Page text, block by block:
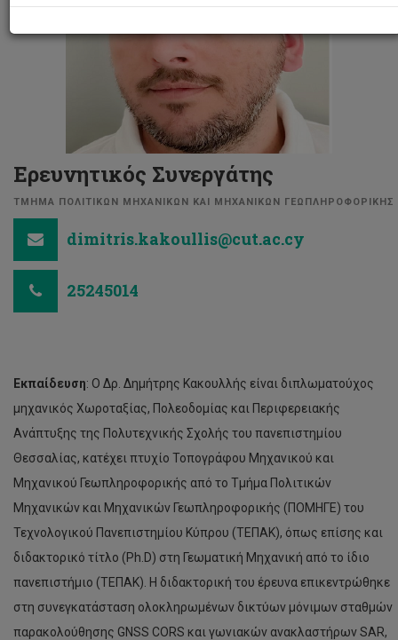
Ερευνητικός Συνεργάτης
ΤΜΗΜΑ ΠΟΛΙΤΙΚΩΝ ΜΗΧΑΝΙΚΩΝ ΚΑΙ ΜΗΧΑΝΙΚΩΝ ΓΕΩΠΛΗΡΟΦΟΡΙΚΗΣ
dimitris.kakoullis@cut.ac.cy
25245014
Εκπαίδευση: Ο Δρ. Δημήτρης Κακουλλής είναι διπλωματούχος
μηχανικός Χωροταξίας, Πολεοδομίας και Περιφερειακής
Ανάπτυξης της Πολυτεχνικής Σχολής του πανεπιστημίου
Θεσσαλίας, κατέχει πτυχίο Τοπογράφου Μηχανικού και
Μηχανικού Γεωπληροφορικής από το Τμήμα Πολιτικών
Μηχανικών και Μηχανικών Γεωπληροφορικής (ΠΟΜΗΓΕ) του
Τεχνολογικού Πανεπιστημίου Κύπρου (ΤΕΠΑΚ), όπως επίσης και
διδακτορικό τίτλο (Ph.D) στη Γεωματική Μηχανική από το ίδιο
πανεπιστήμιο (ΤΕΠΑΚ). Η διδακτορική του έρευνα επικεντρώθηκε
στη συνεγκατάσταση ολοκληρωμένων δικτύων μόνιμων σταθμών
παρακολούθησης GNSS CORS και γωνιακών ανακλαστήρων SAR,